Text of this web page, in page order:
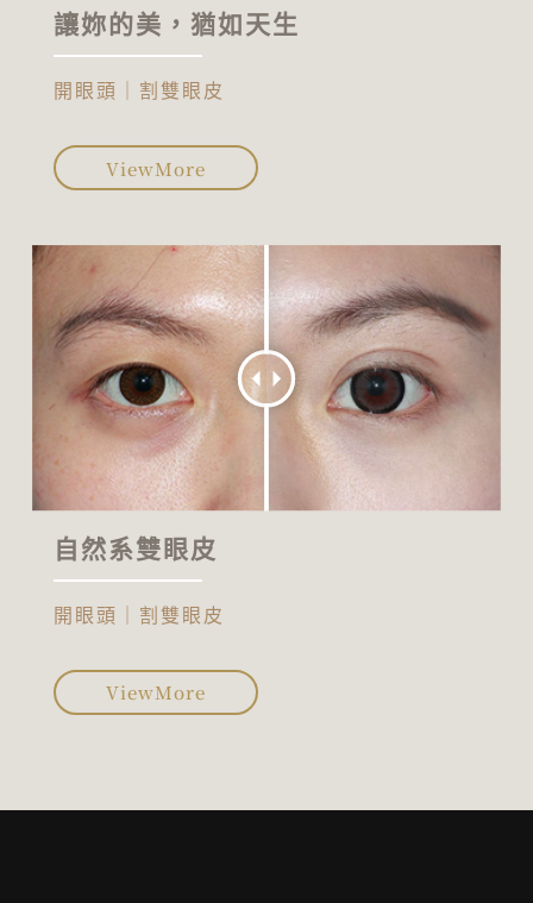
讓妳的美，猶如天生
開眼頭｜割雙眼皮
ViewMore
自然系雙眼皮
開眼頭｜割雙眼皮
ViewMore